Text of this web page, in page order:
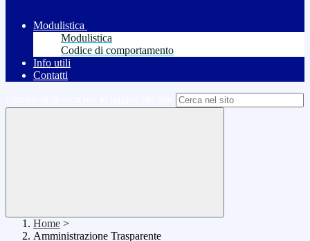
Modulistica
Modulistica
Codice di comportamento
Info utili
Contatti
Home >
Amministrazione Trasparente